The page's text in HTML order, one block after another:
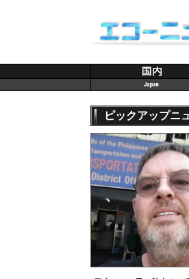
ピックアップニ